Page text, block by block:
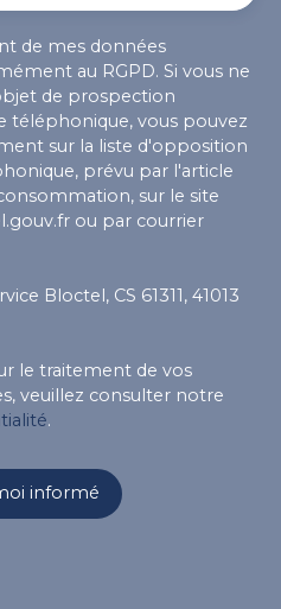
de mes données
au RGPD. Si vous ne
de prospection
téléphonique, vous pouvez
sur la liste d'opposition
prévu par l'article
sur le site
ou par courrier
Bloctel, CS 61311, 41013
le traitement de vos
veuillez consulter notre
.
informé